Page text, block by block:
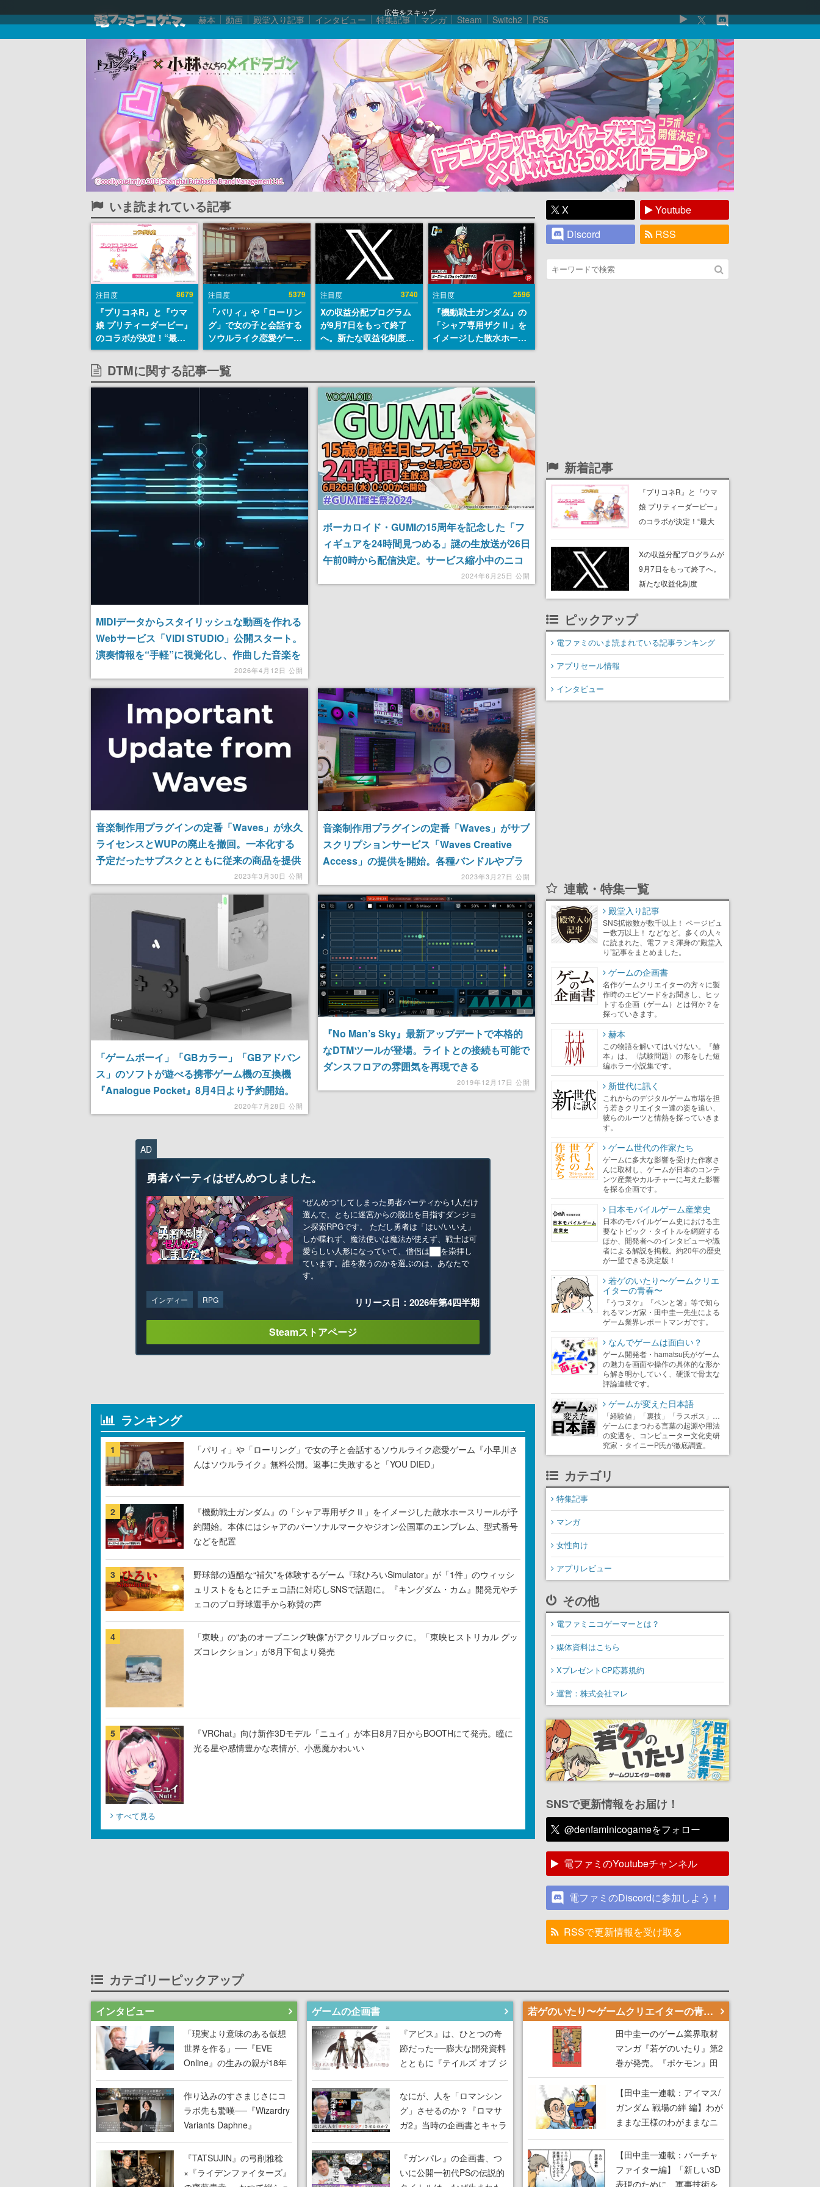
広告をスキップ
赫本 動画 殿堂入り記事 インタビュー 特集記事 マンガ Steam Switch2 PS5
いま読まれている記事
注目度 8679
『プリコネR』と『ウマ
娘 プリティーダービー』
のコラボが決定！“最大
170連無料”の8.5周年キ
ャンペーンなども発表
注目度 5379
「パリィ」や「ローリン
グ」で女の子と会話する
ソウルライク恋愛ゲーム
『小早川さんはソウルラ
イク』無料公開。返事に
失敗すると「YOU
DIED」
注目度 3740
Xの収益分配プログラム
が9月7日をもって終了
へ。新たな収益化制度
「Original Content
注目度 2596
『機動戦士ガンダム』の
「シャア専用ザクⅡ」を
イメージした散水ホース
リールが予約開始。本体
エンブレム、型式番号な
どを配置
DTMに関する記事一覧
MIDIデータからスタイリッシュな動画を作れる
Webサービス「VIDI STUDIO」公開スタート。
演奏情報を“手軽”に視覚化し、作曲した音楽を
2026年4月12日 公開
ボーカロイド・GUMIの15周年を記念した「フ
ィギュアを24時間見つめる」謎の生放送が26日
午前0時から配信決定。サービス縮小中のニコ
ニコに代わってYouTubeで一日中お祝い
2024年6月25日 公開
音楽制作用プラグインの定番「Waves」が永久
ライセンスとWUPの廃止を撤回。一本化する
予定だったサブスクとともに従来の商品を提供
2023年3月30日 公開
音楽制作用プラグインの定番「Waves」がサブ
スクリプションサービス「Waves Creative
Access」の提供を開始。各種バンドルやプラ
グイン単体での販売を終了し、完全サブスクに
一本化する
2023年3月27日 公開
「ゲームボーイ」「GBカラー」「GBアドバン
ス」のソフトが遊べる携帯ゲーム機の互換機
『Analogue Pocket』8月4日より予約開始。
アダプターで「ネオジオポケット」や「ゲーム
2020年7月28日 公開
『No Man’s Sky』最新アップデートで本格的
なDTMツールが登場。ライトとの接続も可能で
ダンスフロアの雰囲気を再現できる
2019年12月17日 公開
AD
勇者パーティはぜんめつしました。
“ぜんめつ”してしまった勇者パーティから1人だけ
選んで、ともに迷宮からの脱出を目指すダンジョ
ン探索RPGです。 ただし勇者は「はい/いいえ」
しか喋れず、魔法使いは魔法が使えず、戦士は可
愛らしい人形になっていて、僧侶は██を崇拝し
ています。誰を救うのかを選ぶのは、あなたで
す。
インディー RPG リリース日：2026年第4四半期
Steamストアページ
ランキング
1
「パリィ」や「ローリング」で女の子と会話するソウルライク恋愛ゲーム『小早川さ
んはソウルライク』無料公開。返事に失敗すると「YOU DIED」
2
『機動戦士ガンダム』の「シャア専用ザクⅡ」をイメージした散水ホースリールが予
約開始。本体にはシャアのパーソナルマークやジオン公国軍のエンブレム、型式番号
などを配置
3
野球部の過酷な“補欠”を体験するゲーム『球ひろいSimulator』が「1件」のウィッシ
ュリストをもとにチェコ語に対応しSNSで話題に。『キングダム・カム』開発元やチ
ェコのプロ野球選手から称賛の声
4
「東映」の“あのオープニング映像”がアクリルブロックに。「東映ヒストリカル グッ
ズコレクション」が8月下旬より発売
5
『VRChat』向け新作3Dモデル「ニュイ」が本日8月7日からBOOTHにて発売。瞳に
光る星や感情豊かな表情が、小悪魔かわいい
すべて見る
X
Youtube
Discord
RSS
新着記事
『プリコネR』と『ウマ
娘 プリティーダービー』
のコラボが決定！“最大
ンペーンなども発表
Xの収益分配プログラムが
9月7日をもって終了へ。
新たな収益化制度
「Original Content
ピックアップ
電ファミのいま読まれている記事ランキング
アプリセール情報
インタビュー
連載・特集一覧
殿堂入り記事
SNS拡散数が数千以上！ ページビュ
ー数万以上！ などなど。多くの人々
に読まれた、電ファミ渾身の“殿堂入
り”記事をまとめました。
ゲームの企画書
名作ゲームクリエイターの方々に製
作時のエピソードをお聞きし、ヒッ
トする企画（ゲーム）とは何か？を
探っていきます。
赫本
この物語を解いてはいけない。『赫
本』は、〈試験問題〉の形をした短
編ホラー小説集です。
新世代に訊く
これからのデジタルゲーム市場を担
う若きクリエイター達の姿を追い、
彼らのルーツと情熱を探っていきま
す。
ゲーム世代の作家たち
ゲームに多大な影響を受けた作家さ
んに取材し、ゲームが日本のコンテ
ンツ産業やカルチャーに与えた影響
を探る企画です。
日本モバイルゲーム産業史
日本のモバイルゲーム史における主
要なトピック・タイトルを網羅する
ほか、開発者へのインタビューや識
者による解説を掲載。約20年の歴史
が一望できる決定版！
若ゲのいたり〜ゲームクリエ
イターの青春〜
『うつヌケ』『ペンと箸』等で知ら
れるマンガ家・田中圭一先生による
ゲーム業界レポートマンガです。
なんでゲームは面白い？
ゲーム開発者・hamatsu氏がゲーム
の魅力を画面や操作の具体的な形か
ら解き明かしていく、硬派で骨太な
評論連載です。
ゲームが変えた日本語
「経験値」「裏技」「ラスボス」…
ゲームにまつわる言葉の起源や用法
の変遷を、コンピューター文化史研
究家・タイニーP氏が徹底調査。
カテゴリ
特集記事
マンガ
女性向け
アプリレビュー
その他
電ファミニコゲーマーとは？
媒体資料はこちら
XプレゼントCP応募規約
運営：株式会社マレ
SNSで更新情報をお届け！
@denfaminicogameをフォロー
電ファミのYoutubeチャンネル
電ファミのDiscordに参加しよう！
RSSで更新情報を受け取る
カテゴリーピックアップ
インタビュー
「現実より意味のある仮想
世界を作る」──『EVE
Online』の生みの親が18年
掲げ続ける”クレイジーな宣
言”は、比喩ではなく本気だ
った
作り込みのすさまじさにコ
ラボ先も驚嘆──『Wizardry
Variants Daphne』
×『FFXI』コラボが期間限
定なのにジョブもキャラも
武器も戦闘システムもワン
オフで作り込まれた理由を
『TATSUJIN』の弓削雅稔
×『ライデンファイターズ』
ゲームの企画書
『アビス』は、ひとつの奇
跡だった──膨大な開発資料
とともに『テイルズ オブ ジ
アビス』開発陣に聞く、
「生まれた意味を知る
RPG」が生まれた理由【ゲ
ームの企画書】
なにが、人を「ロマンシン
グ」させるのか？『ロマサ
ガ2』当時の企画書とキャラ
設定画から迫る、河津秋敏
がRPGに生み出した「ロマ
ン」の正体とは【ゲームの
企画書】
『ガンパレ』の企画書、つ
いに公開━初代PSの伝説的
若ゲのいたり〜ゲームクリエイターの青春〜
田中圭一のゲーム業界取材
マンガ『若ゲのいたり』第2
巻が発売。『ポケモン』田
尻智さん、『ゼビウス』遠
藤雅伸さんらの貴重なエピ
ソードを収録
【田中圭一連載：アイマス/
ガンダム 戦場の絆 編】わが
ままな王様のわがままなニ
ーズを満たす！──小山順一
朗が貫く姿勢に、ゲームク
リエイターとしての矜持を
見た【若ゲのいたり最終
【田中圭一連載：バーチャ
ファイター編】「新しい3D
表現のために、軍事技術を